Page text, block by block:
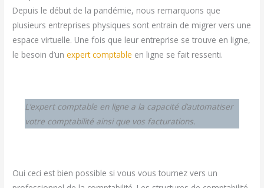
Depuis le début de la pandémie, nous remarquons que
plusieurs entreprises physiques sont entrain de migrer vers une
espace virtuelle. Une fois que leur entreprise se trouve en ligne,
le besoin d’unexpert comptable en ligne se fait ressenti.
L’expert comptable en ligne a la capacité d’automatiser
votre comptabilité ainsi que vos facturations.
Oui ceci est bien possible si vous vous tournez vers un